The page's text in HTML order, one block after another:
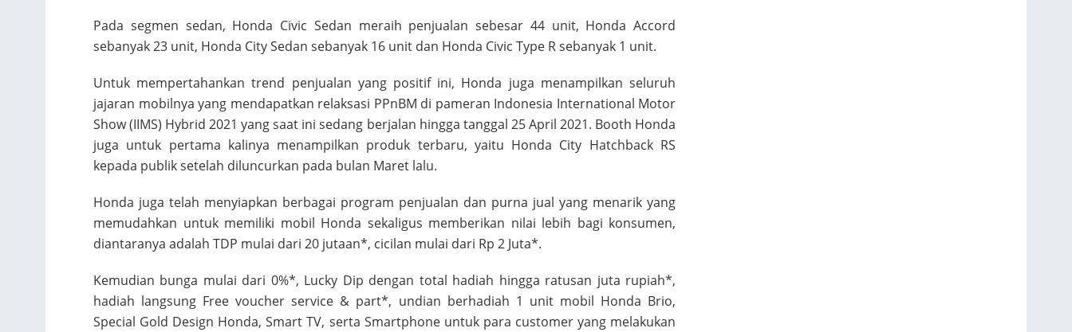
Pada segmen sedan, Honda Civic Sedan meraih penjualan sebesar 44 unit, Honda Accord
sebanyak 23 unit, Honda City Sedan sebanyak 16 unit dan Honda Civic Type R sebanyak 1 unit.
Untuk mempertahankan trend penjualan yang positif ini, Honda juga menampilkan seluruh
jajaran mobilnya yang mendapatkan relaksasi PPnBM di pameran Indonesia International Motor
Show (IIMS) Hybrid 2021 yang saat ini sedang berjalan hingga tanggal 25 April 2021. Booth Honda
juga untuk pertama kalinya menampilkan produk terbaru, yaitu Honda City Hatchback RS
kepada publik setelah diluncurkan pada bulan Maret lalu.
Honda juga telah menyiapkan berbagai program penjualan dan purna jual yang menarik yang
memudahkan untuk memiliki mobil Honda sekaligus memberikan nilai lebih bagi konsumen,
diantaranya adalah TDP mulai dari 20 jutaan*, cicilan mulai dari Rp 2 Juta*.
Kemudian bunga mulai dari 0%*, Lucky Dip dengan total hadiah hingga ratusan juta rupiah*,
hadiah langsung Free voucher service & part*, undian berhadiah 1 unit mobil Honda Brio,
Special Gold Design Honda, Smart TV, serta Smartphone untuk para customer yang melakukan